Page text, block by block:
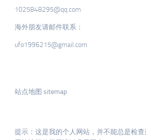
1025848295@qq.com
海外朋友请邮件联系：
ufo1996215@gmail.com
站点地图 sitemap
提示：这是我的个人网站，并不能总是检查